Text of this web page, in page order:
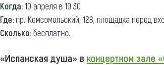
Когда:10 апреля в 10.30
Где:пр. Комсомольский, 128, площадка перед
Сколько:бесплатно.
«Испанская душа» в концертном зале